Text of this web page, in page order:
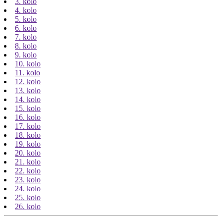
4. kolo
5. kolo
6. kolo
7. kolo
8. kolo
9. kolo
10. kolo
11. kolo
12. kolo
13. kolo
14. kolo
15. kolo
16. kolo
17. kolo
18. kolo
19. kolo
20. kolo
21. kolo
22. kolo
23. kolo
24. kolo
25. kolo
26. kolo